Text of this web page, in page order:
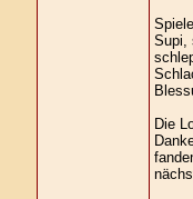
Supi,
Die